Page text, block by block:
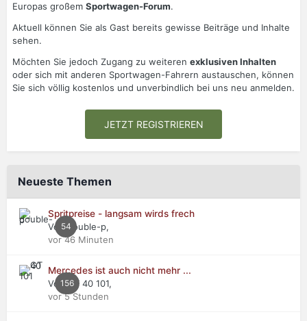
Europas großem Sportwagen-Forum.
Aktuell können Sie als Gast bereits gewisse Beiträge und Inhalte
sehen.
Möchten Sie jedoch Zugang zu weiteren exklusiven Inhalten
oder sich mit anderen Sportwagen-Fahrern austauschen, können
Sie sich völlig kostenlos und unverbindlich bei uns neu anmelden.
JETZT REGISTRIEREN
Neueste Themen
54
Spritpreise - langsam wirds frech
Von double-p,
vor 46 Minuten
156
Mercedes ist auch nicht mehr ...
Von GT 40 101,
vor 5 Stunden